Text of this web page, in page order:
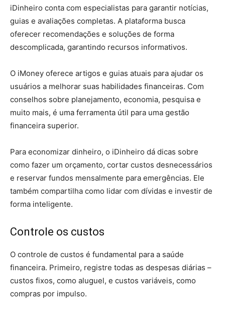
iDinheiro conta com especialistas para garantir notícias,
guias e avaliações completas. A plataforma busca
oferecer recomendações e soluções de forma
descomplicada, garantindo recursos informativos.
O iMoney oferece artigos e guias atuais para ajudar os
usuários a melhorar suas habilidades financeiras. Com
conselhos sobre planejamento, economia, pesquisa e
muito mais, é uma ferramenta útil para uma gestão
financeira superior.
Para economizar dinheiro, o iDinheiro dá dicas sobre
como fazer um orçamento, cortar custos desnecessários
e reservar fundos mensalmente para emergências. Ele
também compartilha como lidar com dívidas e investir de
forma inteligente.
Controle os custos
O controle de custos é fundamental para a saúde
financeira. Primeiro, registre todas as despesas diárias –
custos fixos, como aluguel, e custos variáveis, como
compras por impulso.